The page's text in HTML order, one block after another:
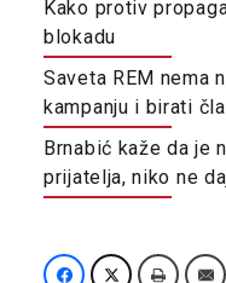
Kako protiv
blokadu
Saveta REM nema
kampanju i birati
Brnabić kaže da je
prijatelja, niko ne